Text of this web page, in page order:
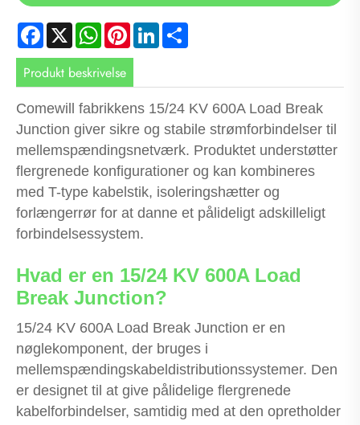
Facebook
X WhatsApp
PinterestLinkedIn
Produkt beskrivelse
Comewill fabrikkens 15/24 KV 600A Load Break
Junction giver sikre og stabile strømforbindelser til
mellemspændingsnetværk. Produktet understøtter
flergrenede konfigurationer og kan kombineres
med T-type kabelstik, isoleringshætter og
forlængerrør for at danne et pålideligt adskilleligt
forbindelsessystem.
Hvad er en 15/24 KV 600A Load
Break Junction?
15/24 KV 600A Load Break Junction er en
nøglekomponent, der bruges i
mellemspændingskabeldistributionssystemer. Den
er designet til at give pålidelige flergrenede
kabelforbindelser, samtidig med at den opretholder